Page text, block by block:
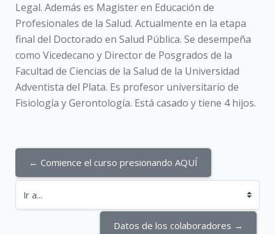
Legal. Además es Magister en Educación de
Profesionales de la Salud. Actualmente en la etapa
final del Doctorado en Salud Pública. Se desempeña
como Vicedecano y Director de Posgrados de la
Facultad de Ciencias de la Salud de la Universidad
Adventista del Plata. Es profesor universitario de
Fisiología y Gerontología. Está casado y tiene 4 hijos.
← Comience el curso presionando AQUÍ
Ir a...
Datos de los colaboradores →